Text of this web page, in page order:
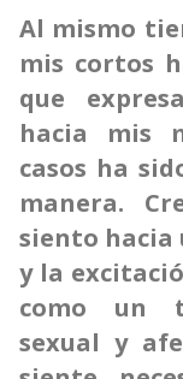
Al mismo
mis cortos
que
hacia mis
casos ha
manera.
siento hacia
y la
como un
sexual y